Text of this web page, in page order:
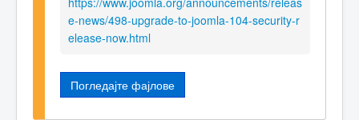
e-news/498-upgrade-to-joomla-104-security-r
elease-now.html
Погледајте фајлове